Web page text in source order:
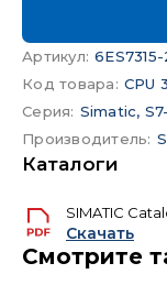
Артикул:
Код товара: CPU
Серия: Simatic,
Производитель:
Каталоги
SIMATIC
Скачать
Смотрите